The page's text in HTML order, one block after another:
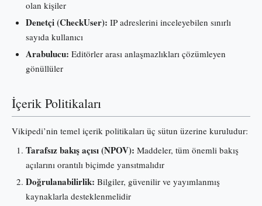
olan kişiler
Denetçi (CheckUser): IP adreslerini inceleyebilen sınırlı
sayıda kullanıcı
Arabulucu: Editörler arası anlaşmazlıkları çözümleyen
gönüllüler
İçerik Politikaları
Vikipedi’nin temel içerik politikaları üç sütun üzerine kuruludur:
Tarafsız bakış açısı (NPOV): Maddeler, tüm önemli bakış
açılarını orantılı biçimde yansıtmalıdır
Doğrulanabilirlik: Bilgiler, güvenilir ve yayımlanmış
kaynaklarla desteklenmelidir